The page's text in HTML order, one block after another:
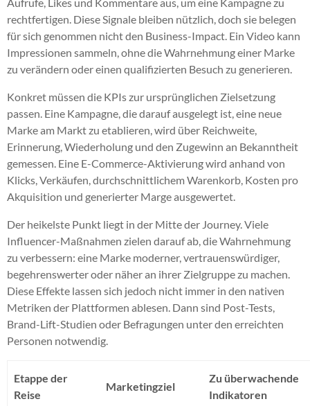
rechtfertigen. Diese Signale bleiben nützlich, doch sie belegen
für sich genommen nicht den Business-Impact. Ein Video kann
Impressionen sammeln, ohne die Wahrnehmung einer Marke
zu verändern oder einen qualifizierten Besuch zu generieren.
Konkret müssen die KPIs zur ursprünglichen Zielsetzung
passen. Eine Kampagne, die darauf ausgelegt ist, eine neue
Marke am Markt zu etablieren, wird über Reichweite,
Erinnerung, Wiederholung und den Zugewinn an Bekanntheit
gemessen. Eine E-Commerce-Aktivierung wird anhand von
Klicks, Verkäufen, durchschnittlichem Warenkorb, Kosten pro
Akquisition und generierter Marge ausgewertet.
Der heikelste Punkt liegt in der Mitte der Journey. Viele
Influencer-Maßnahmen zielen darauf ab, die Wahrnehmung
zu verbessern: eine Marke moderner, vertrauenswürdiger,
begehrenswerter oder näher an ihrer Zielgruppe zu machen.
Diese Effekte lassen sich jedoch nicht immer in den nativen
Metriken der Plattformen ablesen. Dann sind Post-Tests,
Brand-Lift-Studien oder Befragungen unter den erreichten
Personen notwendig.
Etappe der
Reise
Marketingziel
Zu überwachende
Indikatoren